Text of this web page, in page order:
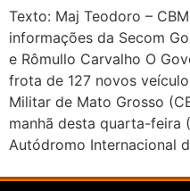
Texto: Maj Teodoro –
informações da Secom
e Rômullo Carvalho O
frota de 127 novos
Militar de Mato Grosso
manhã desta quarta-feira
Autódromo Internacional